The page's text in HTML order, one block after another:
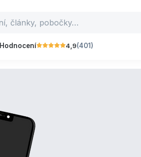
Hodnocení 4,9(401)